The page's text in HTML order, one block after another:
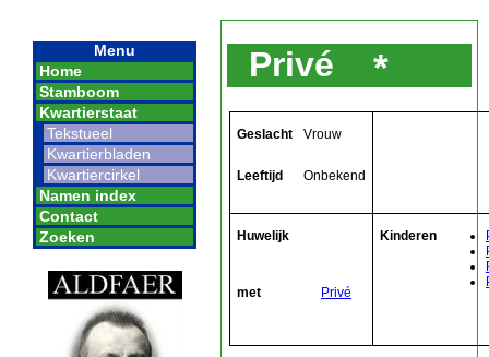
Menu
Home
Stamboom
Kwartierstaat
Tekstueel
Kwartierbladen
Kwartiercirkel
Namen index
Contact
Zoeken
Privé *
Geslacht Vrouw
Leeftijd Onbekend
Huwelijk
met Privé
Kinderen